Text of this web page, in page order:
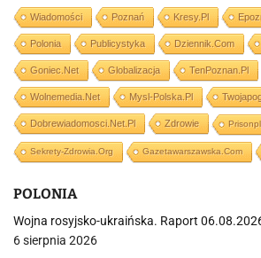
Wiadomości Poznań Kresy.pl
Polonia Publicystyka Dziennik.com
Goniec.net Globalizacja TenPoznan.pl
Wolnemedia.net Mysl-Polska.pl
Dobrewiadomosci.net.pl Zdrowie
Sekrety-Zdrowia.org Gazetawarszawska.com
POLONIA
Wojna rosyjsko-ukraińska. Raport
6 sierpnia 2026